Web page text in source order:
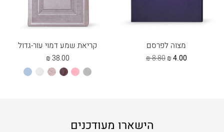
מצוה לפרסם
8.80
₪
המחיר
4.00
₪
המחיר
קריאת שמע דמוי עור-גדול
38.00
₪
אפור ורוד חום כספסף
לבן תכלת
הישארו מעודכנים